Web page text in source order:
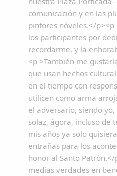
comunicación y en las
pintores nóveles.</
los participantes por
recordarme, y la
<p >También me
que usan hechos
en el tiempo con
utilicen como arma
el adversario, siendo
solaz, ágora, incluso de
mis años ya solo
entrañas para los
honor al Santo
medias verdades en